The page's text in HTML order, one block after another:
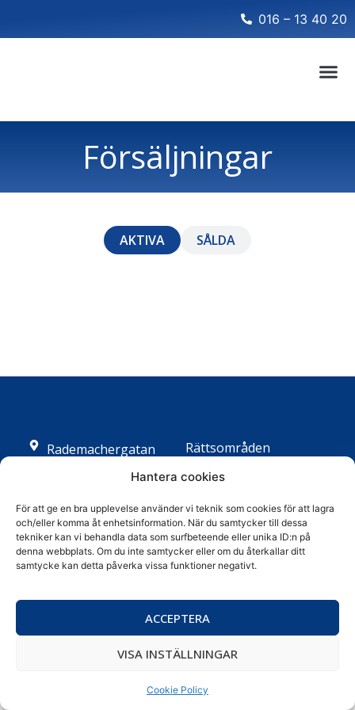
Hantera cookies
För att ge en bra upplevelse använder vi teknik som cookies för att lagra
och/eller komma åt enhetsinformation. När du samtycker till dessa
tekniker kan vi behandla data som surfbeteende eller unika ID:n på
denna webbplats. Om du inte samtycker eller om du återkallar ditt
samtycke kan detta påverka vissa funktioner negativt.
ACCEPTERA
VISA INSTÄLLNINGAR
Cookie Policy
016 – 13 40 20
Försäljningar
AKTIVA SÅLDA
Rademachergatan
632 18 Eskilstuna
info@advokatcosta.se
016 – 13 40 20
Rättsområden
Försäljningar
Medarbetare
GDPR
Konsumenttvistnämnd